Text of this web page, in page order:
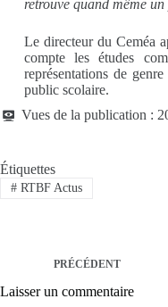
retrouve quand même
Le directeur du Ceméa
compte les études
représentations de
public scolaire.
Vues de la publication :
Étiquettes
#RTBF Actus
PRÉCÉDENT
Laisser un commentaire